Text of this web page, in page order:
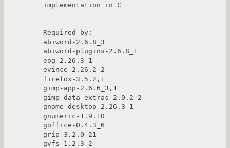
implementation in C
Required by:
abiword-2.6.8_3
abiword-plugins-2.6.8_1
eog-2.26.3_1
evince-2.26.2_2
firefox-3.5.2,1
gimp-app-2.6.6_3,1
gimp-data-extras-2.0.2_2
gnome-desktop-2.26.3_1
gnumeric-1.9.10
goffice-0.4.3_6
grip-3.2.0_21
gvfs-1.2.3_2